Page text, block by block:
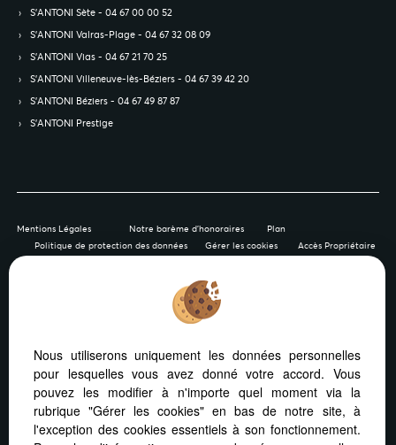
S’ANTONI Sète - 04 67 00 00 52
S’ANTONI Valras-Plage - 04 67 32 08 09
S’ANTONI Vias - 04 67 21 70 25
S’ANTONI Villeneuve-lès-Béziers - 04 67 39 42 20
S’ANTONI Béziers - 04 67 49 87 87
S’ANTONI Prestige
Mentions Légales Notre barème d'honoraires
Plan
Politique de protection des données
Gérer les cookies Accès Propriétaire
Afin de vous offrir un confort de lecture permanent, depuis
votre PC, votre tablette ou votre smartphone, notre site
s’adapte automatiquement aux différents types d'écrans
Nous utiliserons uniquement les données personnelles
pour lesquelles vous avez donné votre accord. Vous
pouvez les modifier à n'importe quel moment via la
rubrique "Gérer les cookies" en bas de notre site, à
l'exception des cookies essentiels à son fonctionnement.